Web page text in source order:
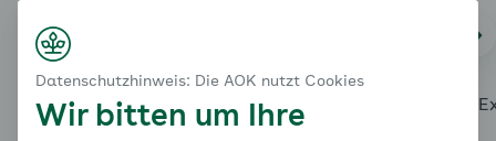
StartseiteÜber diesen CoachThemenübersicht Unsere
Kontaktformular
Danke
Datenschutzhinweis: Die AOK nutzt Cookies
Wir bitten um Ihre